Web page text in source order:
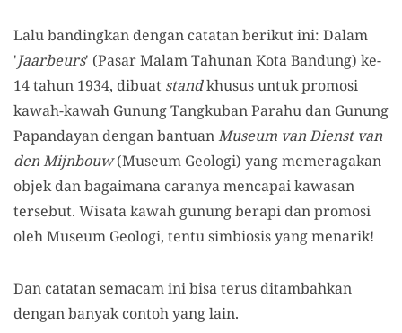
Lalu bandingkan dengan catatan berikut ini: Dalam
'Jaarbeurs' (Pasar Malam Tahunan Kota Bandung) ke-
14 tahun 1934, dibuat standkhusus untuk promosi
kawah-kawah Gunung Tangkuban Parahu dan Gunung
Papandayan dengan bantuanMuseum van Dienst van
den Mijnbouw(Museum Geologi) yang memeragakan
objek dan bagaimana caranya mencapai kawasan
tersebut. Wisata kawah gunung berapi dan promosi
oleh Museum Geologi, tentu simbiosis yang menarik!
Dan catatan semacam ini bisa terus ditambahkan
dengan banyak contoh yang lain.